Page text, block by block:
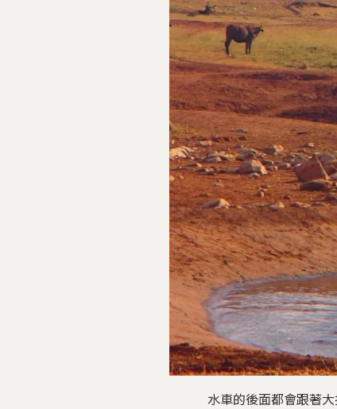
水車的後面都會跟著